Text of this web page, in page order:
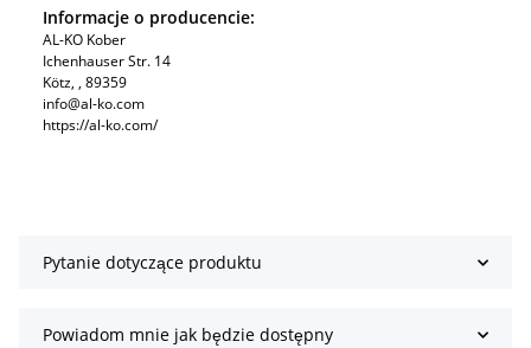
Informacje o producencie:
AL-KO Kober
Ichenhauser Str. 14
Kötz, , 89359
info@al-ko.com
https://al-ko.com/
Pytanie dotyczące produktu
Powiadom mnie jak będzie dostępny